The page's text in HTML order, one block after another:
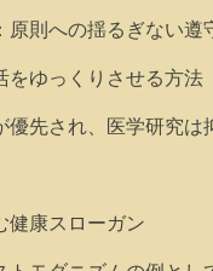
原則への揺るぎない遵
をゆっくりさせる方法
優先され、医学研究は
健康スローガン